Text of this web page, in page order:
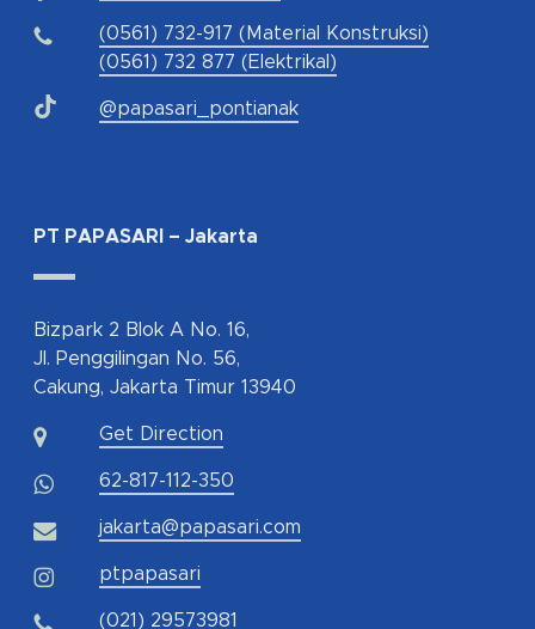
(0561) 732-917 (Material Konstruksi)
(0561) 732 877 (Elektrikal)
@papasari_pontianak
PT PAPASARI – Jakarta
Bizpark 2 Blok A No. 16,
Jl. Penggilingan No. 56,
Cakung, Jakarta Timur 13940
Get Direction
62-817-112-350
jakarta@papasari.com
ptpapasari
(021) 29573981